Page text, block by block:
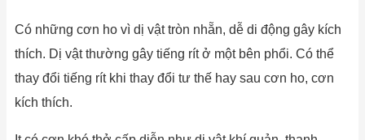
Có những cơn ho vì dị vật tròn nhẵn, dễ di động gây kích
thích. Dị vật thường gây tiếng rít ở một bên phổi. Có thể
thay đổi tiếng rít khi thay đổi tư thế hay sau cơn ho, cơn
kích thích.